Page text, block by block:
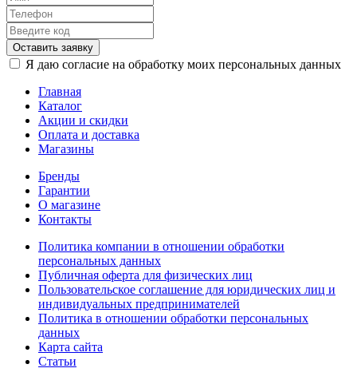
Оставить заявку
Я даю согласие на обработку моих персональных данных
Главная
Каталог
Акции и скидки
Оплата и доставка
Магазины
Бренды
Гарантии
О магазине
Контакты
Политика компании в отношении обработки
персональных данных
Публичная оферта для физических лиц
Пользовательское соглашение для юридических лиц и
индивидуальных предпринимателей
Политика в отношении обработки персональных
данных
Карта сайта
Статьи